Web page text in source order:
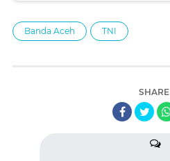
Banda Aceh TNI
SHARE